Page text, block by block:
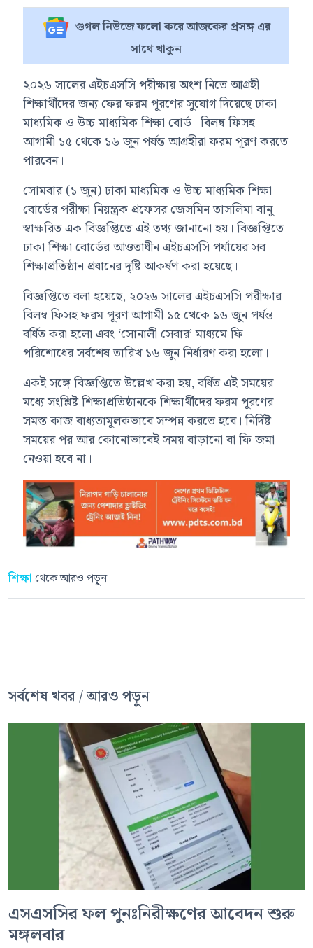
গুগল নিউজে ফলো করে আজকের প্রসঙ্গ এর
সাথে থাকুন
২০২৬ সালের এইচএসসি পরীক্ষায় অংশ নিতে আগ্রহী
শিক্ষার্থীদের জন্য ফের ফরম পূরণের সুযোগ দিয়েছে ঢাকা
মাধ্যমিক ও উচ্চ মাধ্যমিক শিক্ষা বোর্ড। বিলম্ব ফিসহ
আগামী ১৫ থেকে ১৬ জুন পর্যন্ত আগ্রহীরা ফরম পূরণ করতে
পারবেন।
সোমবার (১ জুন) ঢাকা মাধ্যমিক ও উচ্চ মাধ্যমিক শিক্ষা
বোর্ডের পরীক্ষা নিয়ন্ত্রক প্রফেসর জেসমিন তাসলিমা বানু
স্বাক্ষরিত এক বিজ্ঞপ্তিতে এই তথ্য জানানো হয়। বিজ্ঞপ্তিতে
ঢাকা শিক্ষা বোর্ডের আওতাধীন এইচএসসি পর্যায়ের সব
শিক্ষাপ্রতিষ্ঠান প্রধানের দৃষ্টি আকর্ষণ করা হয়েছে।
বিজ্ঞপ্তিতে বলা হয়েছে, ২০২৬ সালের এইচএসসি পরীক্ষার
বিলম্ব ফিসহ ফরম পূরণ আগামী ১৫ থেকে ১৬ জুন পর্যন্ত
বর্ধিত করা হলো এবং ‘সোনালী সেবার’ মাধ্যমে ফি
পরিশোধের সর্বশেষ তারিখ ১৬ জুন নির্ধারণ করা হলো।
একই সঙ্গে বিজ্ঞপ্তিতে উল্লেখ করা হয়, বর্ধিত এই সময়ের
মধ্যে সংশ্লিষ্ট শিক্ষাপ্রতিষ্ঠানকে শিক্ষার্থীদের ফরম পূরণের
সমস্ত কাজ বাধ্যতামূলকভাবে সম্পন্ন করতে হবে। নির্দিষ্ট
সময়ের পর আর কোনোভাবেই সময় বাড়ানো বা ফি জমা
নেওয়া হবে না।
শিক্ষা থেকে আরও পড়ুন
সর্বশেষ খবর / আরও পড়ুন
এসএসসির ফল পুনঃনিরীক্ষণের আবেদন শুরু
মঙ্গলবার